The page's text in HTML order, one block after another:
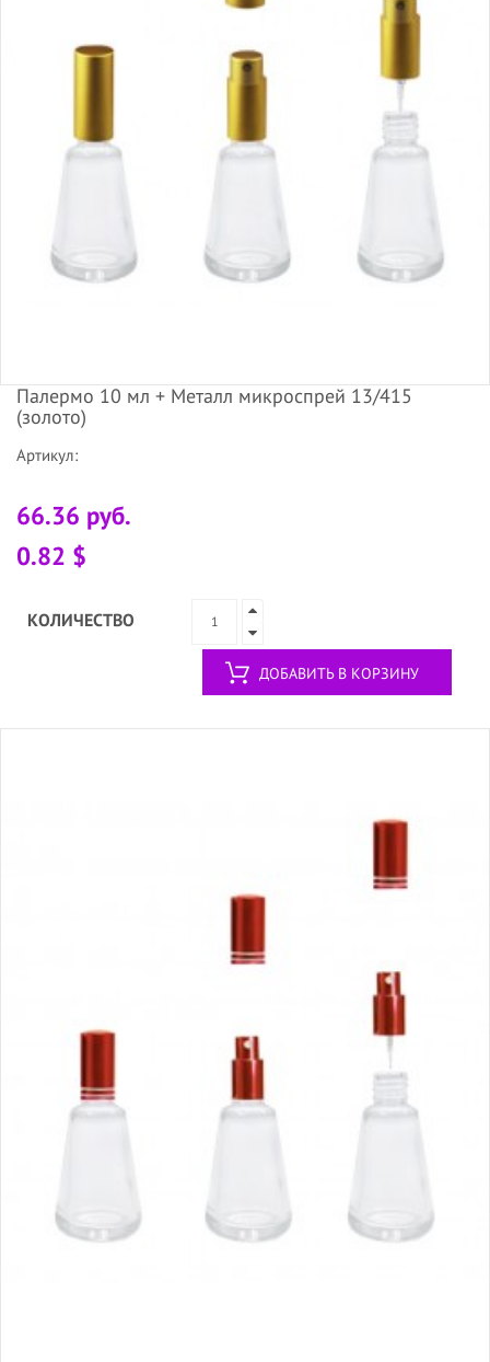
Палермо 10 мл + Металл микроспрей 13/415
(золото)
Артикул:
66.36 руб.
0.82 $
КОЛИЧЕСТВО
ДОБАВИТЬ В КОРЗИНУ